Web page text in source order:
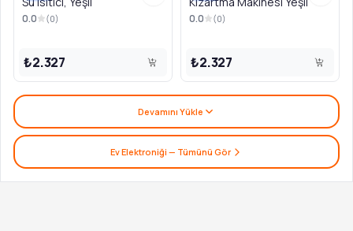
0.0 (0)
₺2.327
0.0 (0)
₺2.327
Devamını Yükle
Ev Elektroniği — Tümünü Gör